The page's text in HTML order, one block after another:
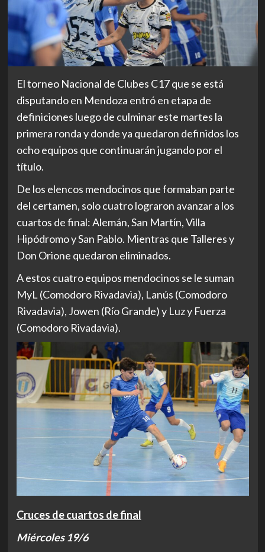
El torneo Nacional de Clubes C17 que se está
disputando en Mendoza entró en etapa de
definiciones luego de culminar este martes la
primera ronda y donde ya quedaron definidos los
ocho equipos que continuarán jugando por el
título.
De los elencos mendocinos que formaban parte
del certamen, solo cuatro lograron avanzar a los
cuartos de final: Alemán, San Martín, Villa
Hipódromo y San Pablo. Mientras que Talleres y
Don Orione quedaron eliminados.
A estos cuatro equipos mendocinos se le suman
MyL (Comodoro Rivadavia), Lanús (Comodoro
Rivadavia), Jowen (Río Grande) y Luz y Fuerza
(Comodoro Rivadavia).
Cruces de cuartos de final
Miércoles 19/6